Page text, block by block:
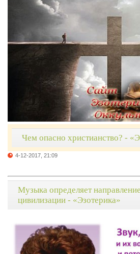
Чем опасно христианство? -
4-12-2017, 21:09
Музыка определяет
цивилизации - «Эзотерика»